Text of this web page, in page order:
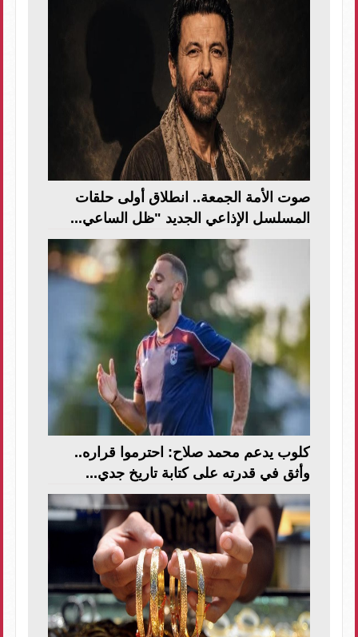
صوت الأمة الجمعة.. انطلاق أولى حلقات
المسلسل الإذاعي الجديد "ظل الساعي...
كلوب يدعم محمد صلاح: احترموا قراره..
وأثق في قدرته على كتابة تاريخ جدي...